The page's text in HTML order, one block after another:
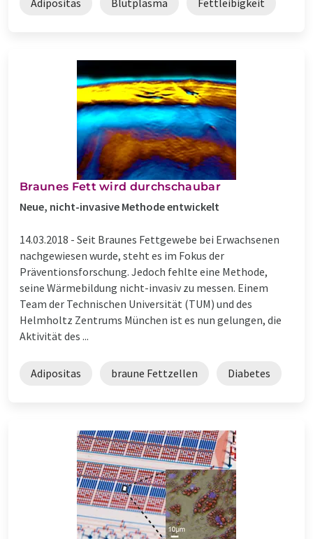
Braunes Fett wird durchschaubar
Neue, nicht-invasive Methode entwickelt
14.03.2018 - Seit Braunes Fettgewebe bei Erwachsenen
nachgewiesen wurde, steht es im Fokus der
Präventionsforschung. Jedoch fehlte eine Methode,
seine Wärmebildung nicht-invasiv zu messen. Einem
Team der Technischen Universität (TUM) und des
Helmholtz Zentrums München ist es nun gelungen, die
Aktivität des ...
Adipositas braune Fettzellen Diabetes